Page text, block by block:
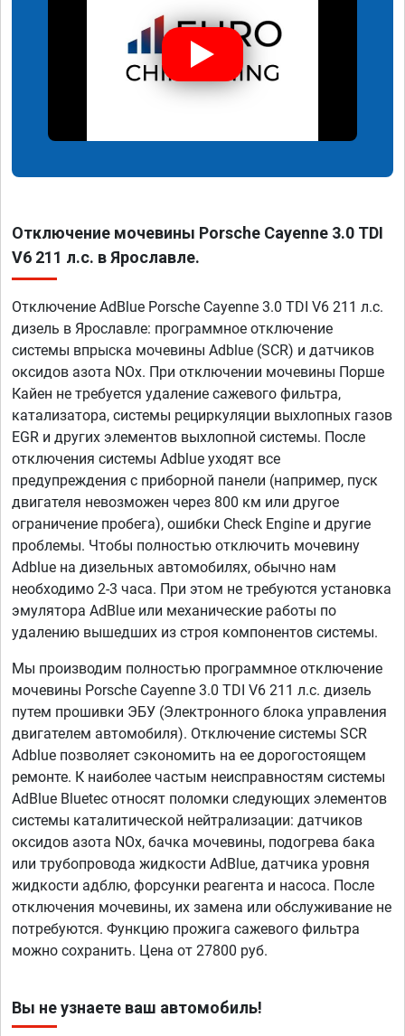
Отключение мочевины Porsche Cayenne 3.0 TDI
V6 211 л.с. в Ярославле.
Отключение AdBlue Porsche Cayenne 3.0 TDI V6 211 л.с.
дизель в Ярославле: программное отключение
системы впрыска мочевины Adblue (SCR) и датчиков
оксидов азота NOx. При отключении мочевины Порше
Кайен не требуется удаление сажевого фильтра,
катализатора, системы рециркуляции выхлопных газов
EGR и других элементов выхлопной системы. После
отключения системы Adblue уходят все
предупреждения с приборной панели (например, пуск
двигателя невозможен через 800 км или другое
ограничение пробега), ошибки Check Engine и другие
проблемы. Чтобы полностью отключить мочевину
Adblue на дизельных автомобилях, обычно нам
необходимо 2-3 часа. При этом не требуются установка
эмулятора AdBlue или механические работы по
удалению вышедших из строя компонентов системы.
Мы производим полностью программное отключение
мочевины Porsche Cayenne 3.0 TDI V6 211 л.с. дизель
путем прошивки ЭБУ (Электронного блока управления
двигателем автомобиля). Отключение системы SCR
Adblue позволяет сэкономить на ее дорогостоящем
ремонте. К наиболее частым неисправностям системы
AdBlue Bluetec относят поломки следующих элементов
системы каталитической нейтрализации: датчиков
оксидов азота NOx, бачка мочевины, подогрева бака
или трубопровода жидкости AdBlue, датчика уровня
жидкости адблю, форсунки реагента и насоса. После
отключения мочевины, их замена или обслуживание не
потребуются. Функцию прожига сажевого фильтра
можно сохранить. Цена от 27800 руб.
Вы не узнаете ваш автомобиль!